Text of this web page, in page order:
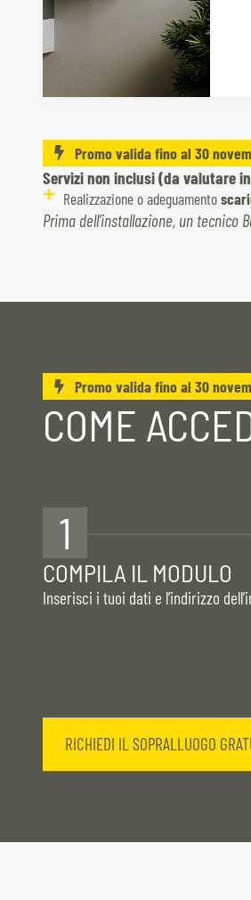
Promo valida fino al 30
Servizi non inclusi (da valutare
Realizzazione o adeguamento
Prima dell’installazione, un
Promo valida fino al 30
COME
1
COMPILA IL MODULO
Inserisci i tuoi dati e l’indirizzo
RICHIEDI IL SOPRALLUOGO